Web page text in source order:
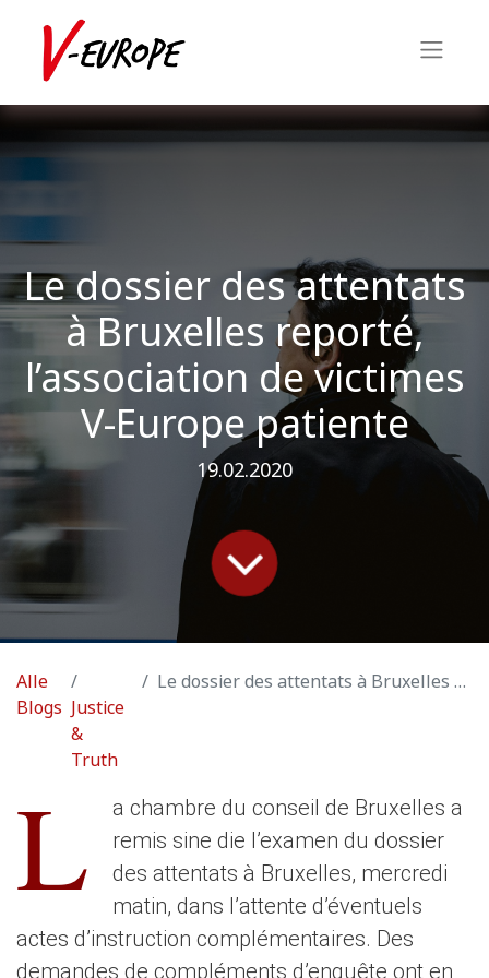
Le dossier des attentats
à Bruxelles reporté,
l’association de victimes
V-Europe patiente
19.02.2020
Alle
Blogs Justice
&
Truth
Le dossier des attentats à Bruxelles reporté, l’association de victimes V-Europe patiente
L
a chambre du conseil de Bruxelles a
remis sine die l’examen du dossier
des attentats à Bruxelles, mercredi
matin, dans l’attente d’éventuels
actes d’instruction complémentaires. Des
demandes de compléments d’enquête ont en